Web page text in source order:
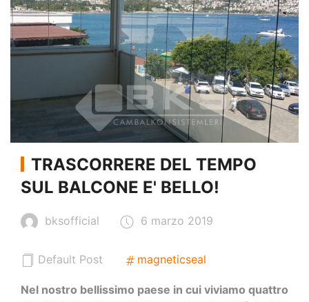
TRASCORRERE DEL TEMPO
SUL BALCONE E' BELLO!
bksofficial 6 marzo 2019
Default Post magneticseal
Nel nostro bellissimo paese in cui viviamo quattro